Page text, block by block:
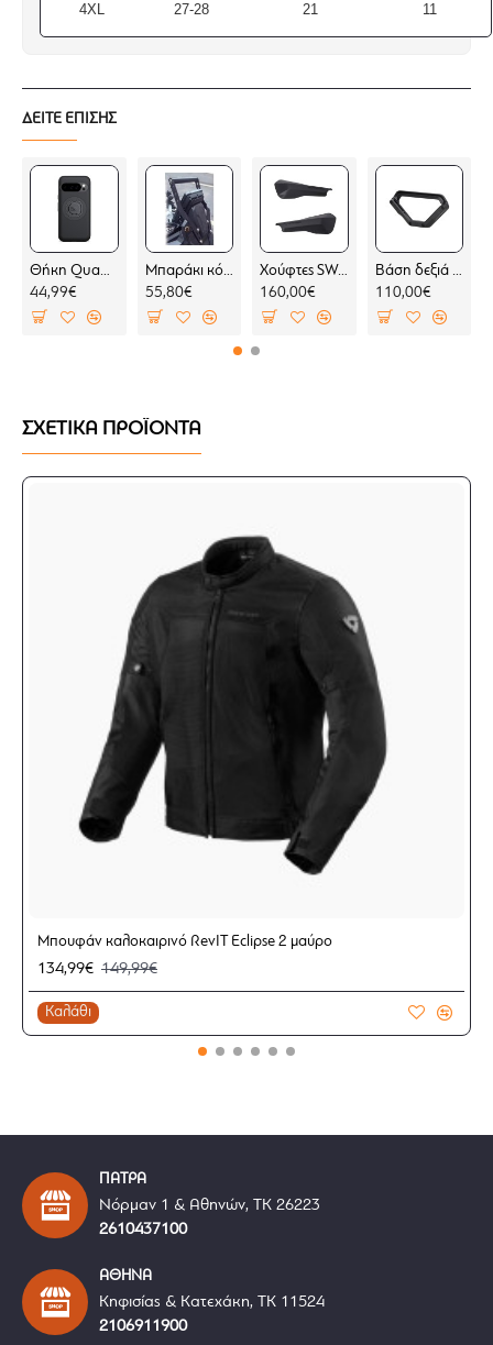
4XL 27-28 21 11
ΔΕΙΤΕ ΕΠΙΣΗΣ
Θήκη Quad Lock MAG Google Pixel 10 Pro (μαγνητική)
44,99€
Μπαράκι κόκπιτ KOVE 800 X PRO
55,80€
Χούφτες SW-Motech Sport BMW F 450 GS (2 σημεία στήριξης)
160,00€
Βάση δεξιά για σαμάρια SW-Motech V-LOC BMW F 450 GS (για BMW σχάρα)
110,00€
ΣΧΕΤΙΚΑ ΠΡΟΪΟΝΤΑ
Μπουφάν καλοκαιρινό RevIT Eclipse 2 μαύρο
134,99€ 149,99€
Καλάθι
ΠΑΤΡΑ
Νόρμαν 1 & Αθηνών, ΤΚ 26223
2610437100
ΑΘΗΝΑ
Κηφισίας & Κατεχάκη, ΤΚ 11524
2106911900